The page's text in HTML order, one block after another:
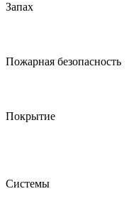
Запах
Пожарная безопасность
Покрытие
Системы